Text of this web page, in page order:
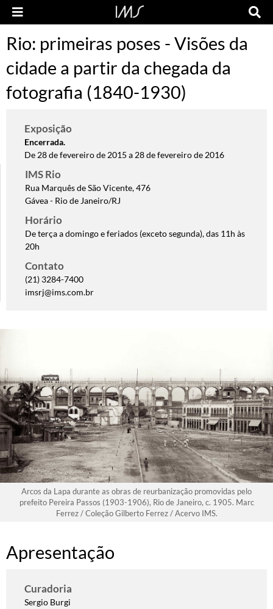
Rio: primeiras poses - Visões da
cidade a partir da chegada da
fotografia (1840-1930)
Exposição
Encerrada.
De 28 de fevereiro de 2015 a 28 de fevereiro de 2016
IMS Rio
Rua Marquês de São Vicente, 476
Gávea - Rio de Janeiro/RJ
Horário
De terça a domingo e feriados (exceto segunda), das 11h às
20h
Contato
(21) 3284-7400
imsrj@ims.com.br
Arcos da Lapa durante as obras de reurbanização promovidas pelo
prefeito Pereira Passos (1903-1906), Rio de Janeiro, c. 1905. Marc
Ferrez / Coleção Gilberto Ferrez / Acervo IMS.
Apresentação
Curadoria
Sergio Burgi